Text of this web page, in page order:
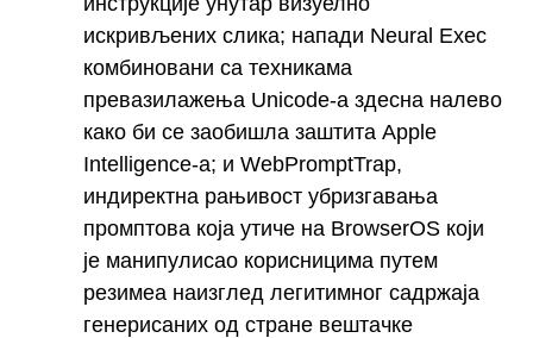
искривљених слика; напади Neural Exec
комбиновани са техникама
превазилажења Unicode-а здесна налево
како би се заобишла заштита Apple
Intelligence-а; и WebPromptTrap,
индиректна рањивост убризгавања
промптова која утиче на BrowserOS који
је манипулисао корисницима путем
резимеа наизглед легитимног садржаја
генерисаних од стране вештачке